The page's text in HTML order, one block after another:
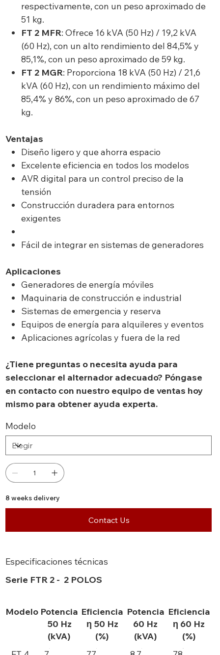
respectivamente, con un peso aproximado de
51 kg.
FT 2 MFR: Ofrece 16 kVA (50 Hz) / 19,2 kVA
(60 Hz), con un alto rendimiento del 84,5% y
85,1%, con un peso aproximado de 59 kg.
FT 2 MGR: Proporciona 18 kVA (50 Hz) / 21,6
kVA (60 Hz), con un rendimiento máximo del
85,4% y 86%, con un peso aproximado de 67
kg.
Ventajas
Diseño ligero y que ahorra espacio
Excelente eficiencia en todos los modelos
AVR digital para un control preciso de la
tensión
Construcción duradera para entornos
exigentes
Fácil de integrar en sistemas de generadores
Aplicaciones
Generadores de energía móviles
Maquinaria de construcción e industrial
Sistemas de emergencia y reserva
Equipos de energía para alquileres y eventos
Aplicaciones agrícolas y fuera de la red
¿Tiene preguntas o necesita ayuda para
seleccionar el alternador adecuado? Póngase
en contacto con nuestro equipo de ventas hoy
mismo para obtener ayuda experta.
Modelo
8 weeks delivery
Contact Us
Especificaciones técnicas
Serie FTR 2 - 2 POLOS
Modelo Potencia
50 Hz
(kVA)
Eficiencia
η 50 Hz
(%)
Potencia
60 Hz
(kVA)
Eficiencia
η 60 Hz
(%)